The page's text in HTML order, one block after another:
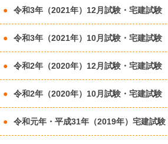
令和3年（2021年）12月試験・宅建試験
令和3年（2021年）10月試験・宅建試験
令和2年（2020年）12月試験・宅建試験
令和2年（2020年）10月試験・宅建試験
令和元年・平成31年（2019年）宅建試験